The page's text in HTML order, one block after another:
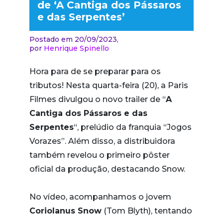
de ‘A Cantiga dos Pássaros
e das Serpentes’
Postado em 20/09/2023,
por Henrique Spinello
Hora para de se preparar para os
tributos! Nesta quarta-feira (20), a Paris
Filmes divulgou o novo trailer de “A
Cantiga dos Pássaros e das
Serpentes“, prelúdio da franquia “Jogos
Vorazes”. Além disso, a distribuidora
também revelou o primeiro pôster
oficial da produção, destacando Snow.
No vídeo, acompanhamos o jovem
Coriolanus Snow (Tom Blyth), tentando